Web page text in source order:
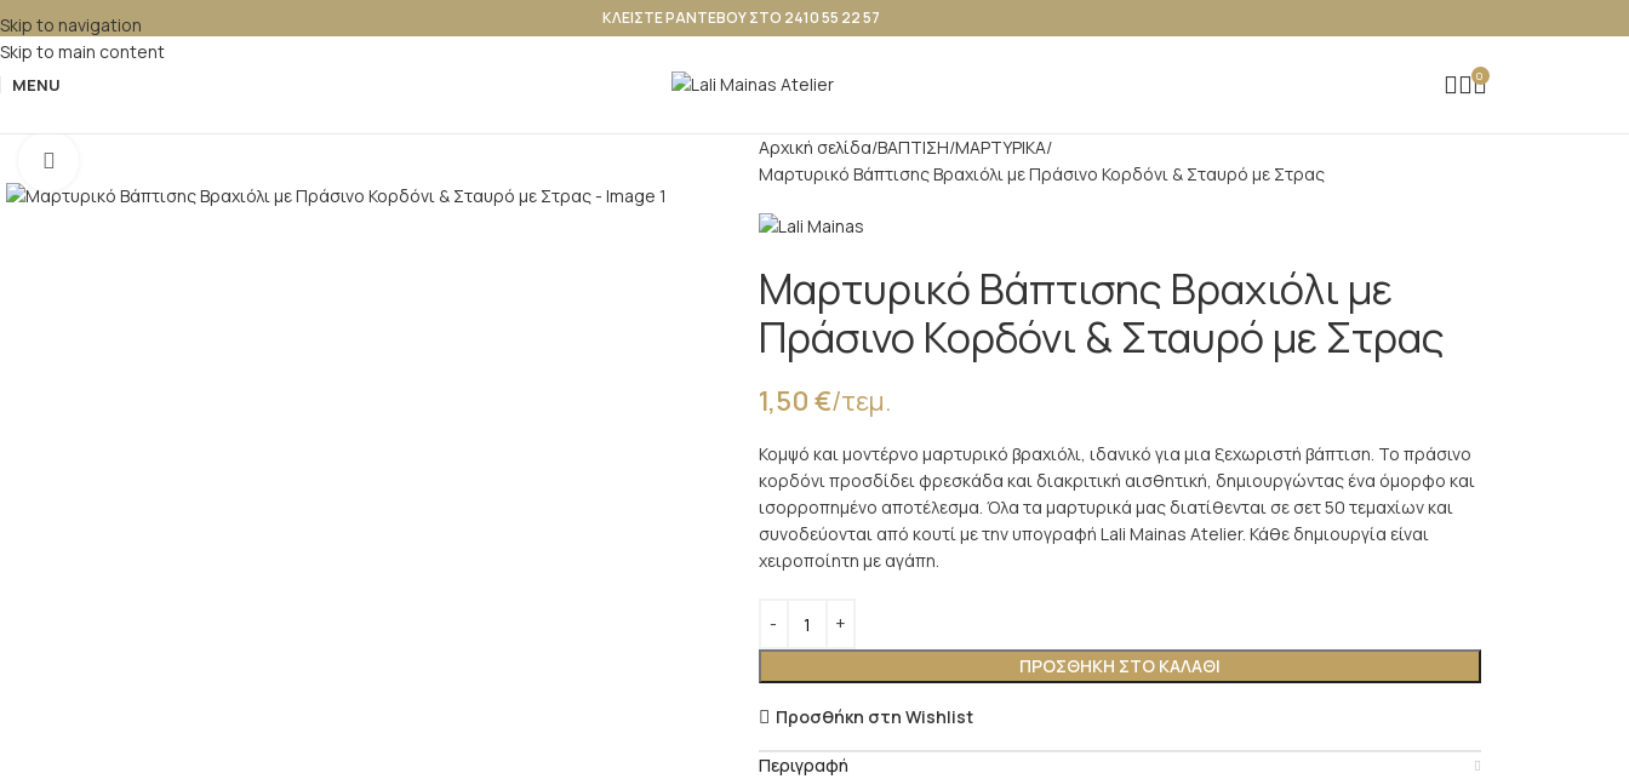
Skip to navigation
Skip to main content
ΚΛΕΙΣΤΕ ΡΑΝΤΕΒΟΥ ΣΤΟ 2410 55 22 57
MENU 0
Αρχική σελίδα ΒΑΠΤΙΣΗ ΜΑΡΤΥΡΙΚΑ
Μαρτυρικό Βάπτισης Βραχιόλι με Πράσινο Κορδόνι & Σταυρό με Στρας
Μαρτυρικό Βάπτισης Βραχιόλι με
Πράσινο Κορδόνι & Σταυρό με Στρας
1,50 €/τεμ.
Κομψό και μοντέρνο μαρτυρικό βραχιόλι, ιδανικό για μια ξεχωριστή βάπτιση. Το πράσινο
κορδόνι προσδίδει φρεσκάδα και διακριτική αισθητική, δημιουργώντας ένα όμορφο και
ισορροπημένο αποτέλεσμα. Όλα τα μαρτυρικά μας διατίθενται σε σετ 50 τεμαχίων και
συνοδεύονται από κουτί με την υπογραφή Lali Mainas Atelier. Κάθε δημιουργία είναι
χειροποίητη με αγάπη.
ΠΡΟΣΘΉΚΗ ΣΤΟ ΚΑΛΆΘΙ
Προσθήκη στη Wishlist
Περιγραφή